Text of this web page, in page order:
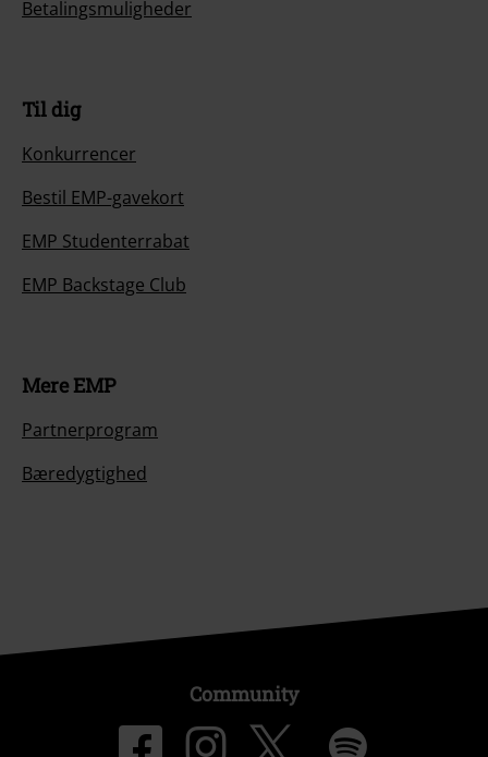
Betalingsmuligheder
Til dig
Konkurrencer
Bestil EMP-gavekort
EMP Studenterrabat
EMP Backstage Club
Mere EMP
Partnerprogram
Bæredygtighed
Community